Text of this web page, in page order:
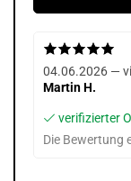
04.06.2026 —
Martin H.
verifizierter
Die Bewertung